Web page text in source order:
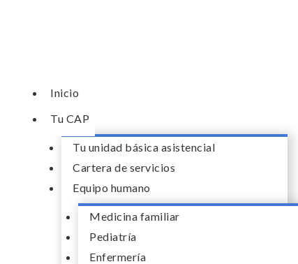
Inicio
Tu CAP
Tu unidad básica asistencial
Cartera de servicios
Equipo humano
Medicina familiar
Pediatría
Enfermería